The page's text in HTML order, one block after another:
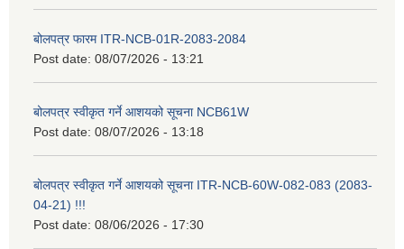
बोलपत्र फारम ITR-NCB-01R-2083-2084
Post date: 08/07/2026 - 13:21
बोलपत्र स्वीकृत गर्ने आशयको सूचना NCB61W
Post date: 08/07/2026 - 13:18
बोलपत्र स्वीकृत गर्ने आशयको सूचना ITR-NCB-60W-082-083 (2083-
04-21) !!!
Post date: 08/06/2026 - 17:30